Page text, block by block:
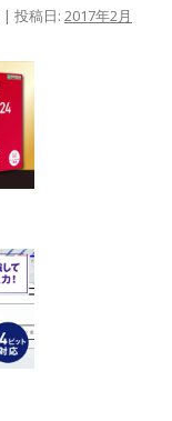
| 投稿日: 2017年2月